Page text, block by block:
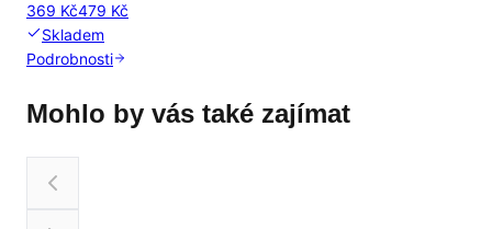
369 Kč479 Kč
Skladem
Podrobnosti
Mohlo by vás také zajímat